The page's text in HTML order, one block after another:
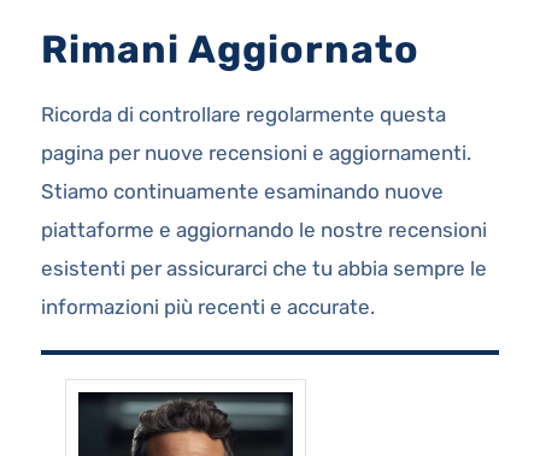
Rimani Aggiornato
Ricorda di controllare regolarmente questa
pagina per nuove recensioni e aggiornamenti.
Stiamo continuamente esaminando nuove
piattaforme e aggiornando le nostre recensioni
esistenti per assicurarci che tu abbia sempre le
informazioni più recenti e accurate.